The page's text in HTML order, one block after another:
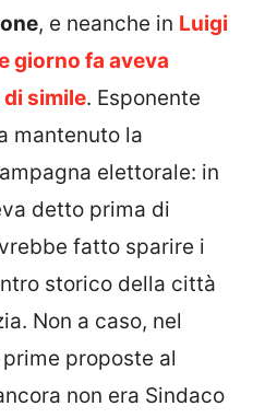
, e neanche in Luigi
giorno fa aveva
simile. Esponente
mantenuto la
elettorale: in
detto prima di
fatto sparire i
storico della città
Non a caso, nel
proposte al
non era Sindaco